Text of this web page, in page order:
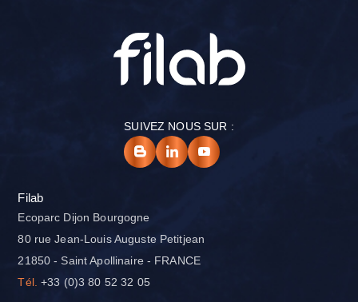
SUIVEZ NOUS SUR :
Filab
Ecoparc Dijon Bourgogne
80 rue Jean-Louis Auguste Petitjean
21850 - Saint Apollinaire - FRANCE
Tél.
+33 (0)3 80 52 32 05